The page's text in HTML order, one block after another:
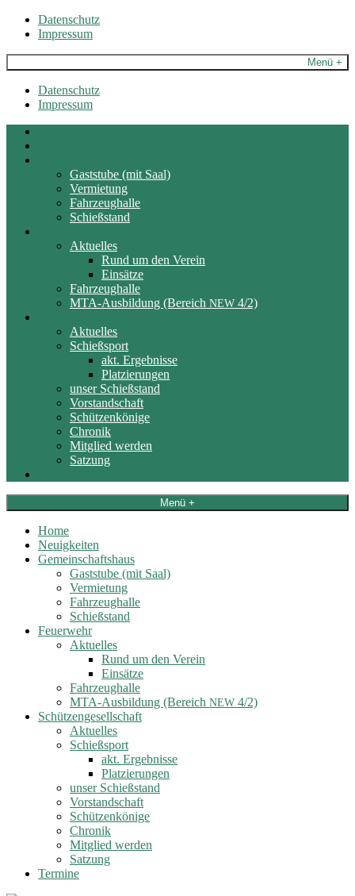
Skip
Datenschutz
Impressum
Menü +
Datenschutz
Impressum
Gaststube (mit Saal)
Vermietung
Fahrzeughalle
Schießstand
Aktuelles
Rund um den Verein
Einsätze
Fahrzeughalle
MTA-Ausbildung (Bereich NEW 4/2)
Aktuelles
Schießsport
akt. Ergebnisse
Platzierungen
unser Schießstand
Vorstandschaft
Schützenkönige
Chronik
Mitglied werden
Satzung
Menü +
Home
Neuigkeiten
Gemeinschaftshaus
Gaststube (mit Saal)
Vermietung
Fahrzeughalle
Schießstand
Feuerwehr
Aktuelles
Rund um den Verein
Einsätze
Fahrzeughalle
MTA-Ausbildung (Bereich NEW 4/2)
Schützengesellschaft
Aktuelles
Schießsport
akt. Ergebnisse
Platzierungen
unser Schießstand
Vorstandschaft
Schützenkönige
Chronik
Mitglied werden
Satzung
Termine